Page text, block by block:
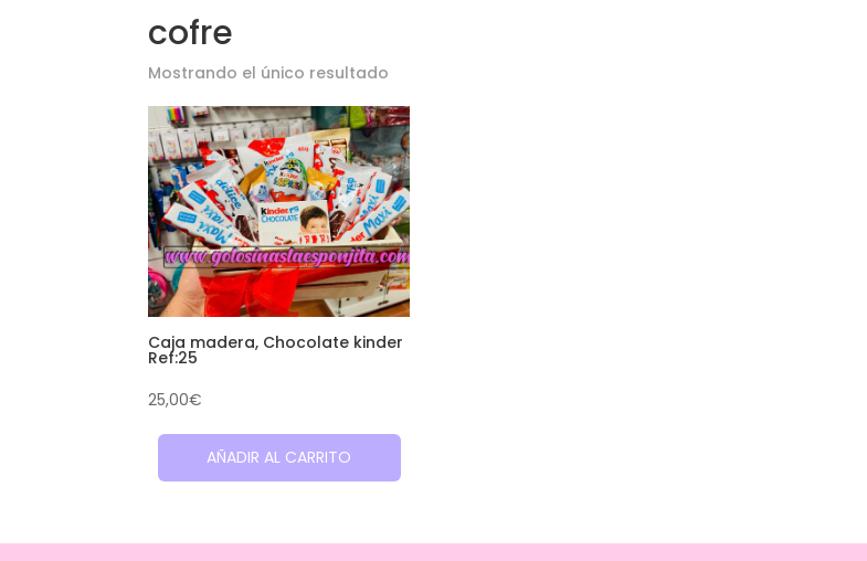
cofre
Mostrando el único resultado
Caja madera, Chocolate kinder
Ref:25
25,00€
AÑADIR AL CARRITO